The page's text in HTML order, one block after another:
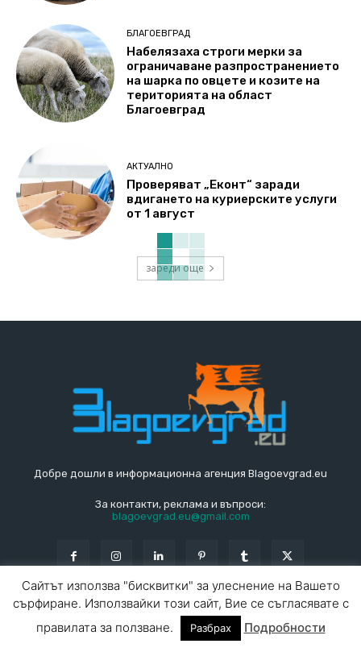
БЛАГОЕВГРАД
Набелязаха строги мерки за
ограничаване разпространението
на шарка по овцете и козите на
територията на област
Благоевград
АКТУАЛНО
Проверяват „Еконт“ заради
вдигането на куриерските услуги
от 1 август
зареди още
Добре дошли в информационна агенция Blagoevgrad.eu
За контакти, реклама и въпроси:
blagoevgrad.eu@gmail.com
© Blagoevgrad.EU 2010 - 2026 Общи условия |
СПРАВОЧНИК
Сайтът използва "бисквитки" за улеснение на Вашето
сърфиране. Използвайки този сайт, Вие се съгласявате с
правилата за ползване.
Разбрах Подробности